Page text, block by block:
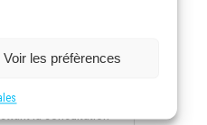
Voir les préfèrences
sessions théoriques
de travail.
et des
la consultation